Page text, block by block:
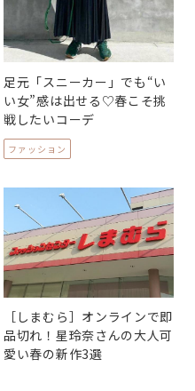
足元「スニーカー」でも“い
い女”感は出せる♡春こそ挑
戦したいコーデ
ファッション
［しまむら］オンラインで即
品切れ！星玲奈さんの大人可
愛い春の新作3選